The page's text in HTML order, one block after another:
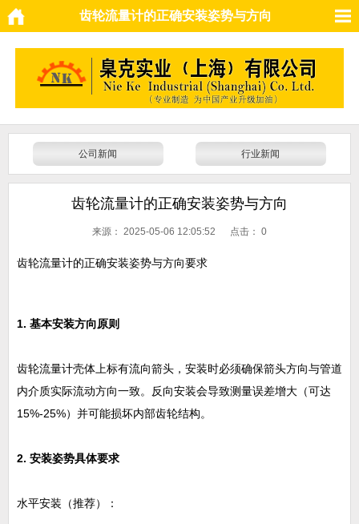
齿轮流量计的正确安装姿势与方向
公司新闻 行业新闻
齿轮流量计的正确安装姿势与方向
来源： 2025-05-06 12:05:52 点击： 0
齿轮流量计的正确安装姿势与方向要求
1. 基本安装方向原则
齿轮流量计壳体上标有流向箭头，安装时必须确保箭头方向与管道
内介质实际流动方向一致。反向安装会导致测量误差增大（可达
15%-25%）并可能损坏内部齿轮结构。
2. 安装姿势具体要求
水平安装‌（推荐）：